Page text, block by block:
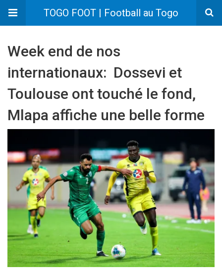
TOGO FOOT | Football au Togo
Week end de nos
internationaux: Dossevi et
Toulouse ont touché le fond,
Mlapa affiche une belle forme